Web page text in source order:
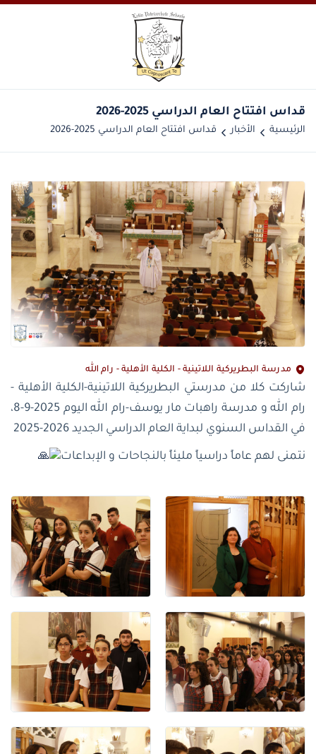
الرئيسية الأخبار
مدرسة البطريركية اللاتينية - الكلية الأهلية - رام الله
شاركت كلا من مدرستي البطريركية اللاتينية-الكلية الأهلية -
رام الله و مدرسة راهبات مار يوسف-رام الله اليوم 2025-9-8،
في القداس السنوي لبداية العام الدراسي الجديد 2026-2025
نتمنى لهم عاماً دراسياً مليئاً بالنجاحات و الإبداعات